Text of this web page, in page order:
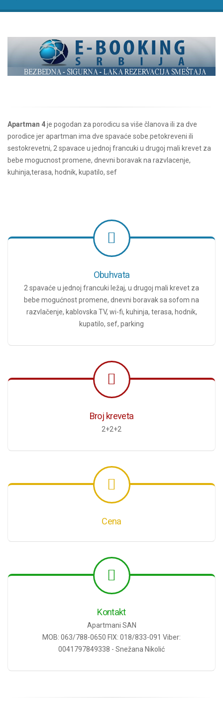
Apartman 4je pogodan za porodicu sa više članova ili za dve
porodice jer apartman ima dve spavaće sobe.petokreveni ili
sestokrevetni, 2 spavace u jednoj francuki u drugoj mali krevet za
bebe mogucnost promene, dnevni boravak na razvlacenje,
kuhinja,terasa, hodnik, kupatilo, sef
Obuhvata
2 spavaće u jednoj francuki ležaj, u drugoj mali krevet za
bebe mogućnost promene, dnevni boravak sa sofom na
razvlačenje, kablovska TV, wi-fi, kuhinja, terasa, hodnik,
kupatilo, sef, parking
Broj kreveta
2+2+2
Cena
Kontakt
Apartmani SAN
MOB: 063/788-0650 FIX: 018/833-091 Viber:
0041797849338 - Snežana Nikolić